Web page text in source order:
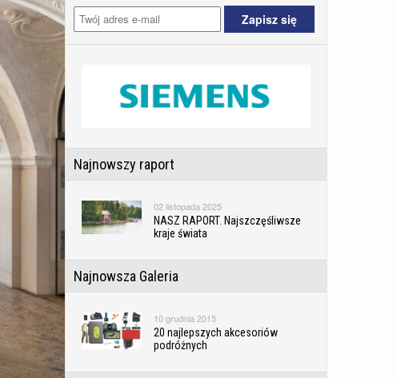
Najnowszy raport
02 listopada 2025
NASZ RAPORT. Najszczęśliwsze
kraje świata
Najnowsza Galeria
10 grudnia 2015
20 najlepszych akcesoriów
podróżnych